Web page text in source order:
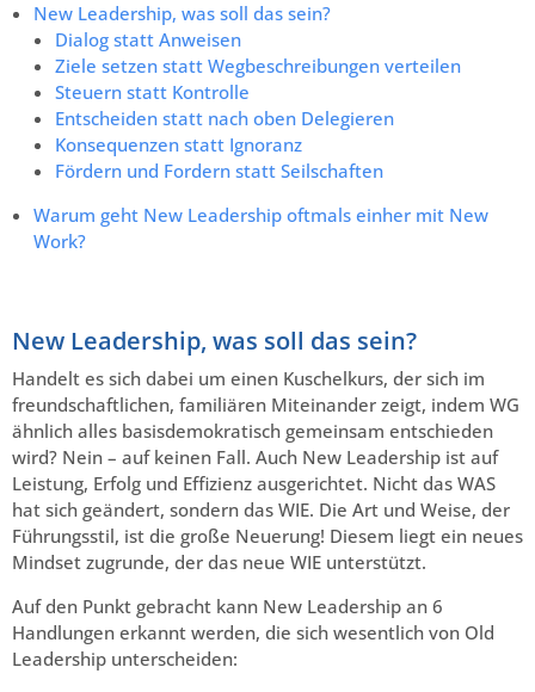
New Leadership, was soll das sein?
Dialog statt Anweisen
Ziele setzen statt Wegbeschreibungen verteilen
Steuern statt Kontrolle
Entscheiden statt nach oben Delegieren
Konsequenzen statt Ignoranz
Fördern und Fordern statt Seilschaften
Warum geht New Leadership oftmals einher mit New
Work?
New Leadership, was soll das sein?
Handelt es sich dabei um einen Kuschelkurs, der sich im
freundschaftlichen, familiären Miteinander zeigt, indem WG
ähnlich alles basisdemokratisch gemeinsam entschieden
wird? Nein – auf keinen Fall. Auch New Leadership ist auf
Leistung, Erfolg und Effizienz ausgerichtet. Nicht das WAS
hat sich geändert, sondern das WIE. Die Art und Weise, der
Führungsstil, ist die große Neuerung! Diesem liegt ein neues
Mindset zugrunde, der das neue WIE unterstützt.
Auf den Punkt gebracht kann New Leadership an 6
Handlungen erkannt werden, die sich wesentlich von Old
Leadership unterscheiden: